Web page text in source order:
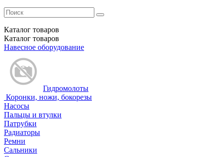
Каталог товаров
Каталог товаров
Навесное оборудование
Гидромолоты
Коронки, ножи, бокорезы
Насосы
Пальцы и втулки
Патрубки
Радиаторы
Ремни
Сальники